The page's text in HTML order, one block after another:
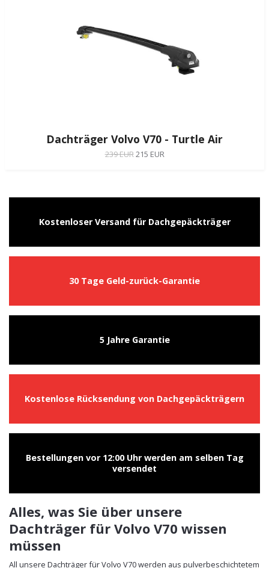
Dachträger Volvo V70 - Turtle Air
239 EUR215 EUR
Kostenloser Versand für Dachgepäckträger
30 Tage Geld-zurück-Garantie
5 Jahre Garantie
Kostenlose Rücksendung von Dachgepäckträgern
Bestellungen vor 12:00 Uhr werden am selben Tag
versendet
Alles, was Sie über unsere
Dachträger für Volvo V70 wissen
müssen
All unsere Dachträger für Volvo V70 werden aus pulverbeschichtetem